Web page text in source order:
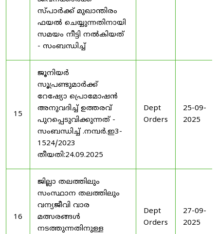
സ്പാർക്ക് മുഖാന്തിരം
ഫയൽ ചെയ്യുന്നതിനായി
സമയം നീട്ടി നൽകിയത്
- സംബന്ധിച്ച്
15
ജൂനിയർ
സൂപ്രണ്ടുമാർക്ക്
റേഷ്യോ പ്രൊമോഷൻ
അനുവദിച്ച് ഉത്തരവ്
പുറപ്പെടുവിക്കുന്നത് -
സംബന്ധിച്ച് .നമ്പർ.ഇ3-
1524/2023
തീയതി:24.09.2025
Dept
Orders
25-09-
2025
16
ജില്ലാ തലത്തിലും
സംസ്ഥാന തലത്തിലും
വന്യജീവി വാര
മത്സരങ്ങൾ
നടത്തുന്നതിനുള്ള
Dept
Orders
27-09-
2025